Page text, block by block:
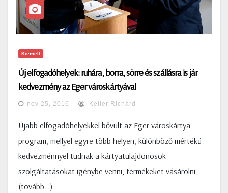
Kiemelt
Új elfogadóhelyek: ruhára, borra, sörre és szállásra is jár
kedvezmény az Eger városkártyával
nov 25, 2016 Keller Richárd
Újabb elfogadóhelyekkel bővült az Eger városkártya
program, mellyel egyre több helyen, különböző mértékű
kedvezménnyel tudnak a kártyatulajdonosok
szolgáltatásokat igénybe venni, termékeket vásárolni.
(tovább…)